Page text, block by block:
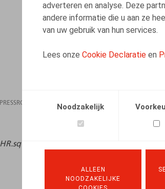
adverteren en analyse. Deze
andere informatie die u aan ze
van uw gebruik van hun services.
Lees onze Cookie Declaratie en
Noodzakelijk
ALLEEN
NOODZAKELIJKE
PRESSROOM 15.09.2024
HR.square